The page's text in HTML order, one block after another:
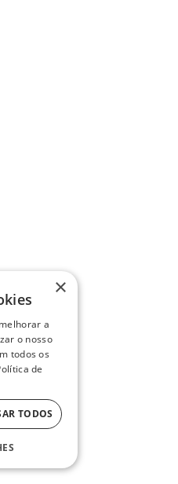
×
a
o nosso
todos os
de
TODOS